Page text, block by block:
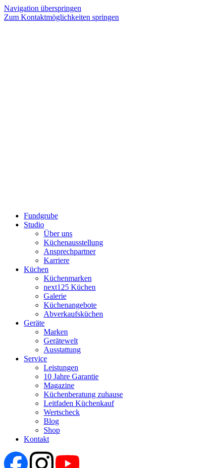
Navigation überspringen
Zum Kontaktmöglichkeiten springen
Fundgrube
Studio
Über uns
Küchenausstellung
Ansprechpartner
Karriere
Küchen
Küchenmarken
next125 Küchen
Galerie
Küchenangebote
Abverkaufsküchen
Geräte
Marken
Gerätewelt
Ausstattung
Service
Leistungen
10 Jahre Garantie
Magazine
Küchenberatung zuhause
Leitfaden Küchenkauf
Wertscheck
Blog
Shop
Kontakt